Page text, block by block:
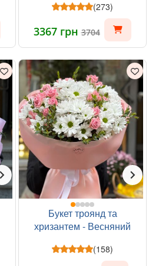
(273)
3367 грн3704
Букет троянд та
хризантем - Весняний
(158)